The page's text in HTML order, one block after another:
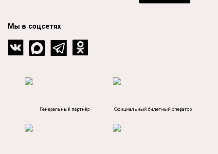
Мы в соцсетях
Генеральный партнёр Официальный билетный оператор